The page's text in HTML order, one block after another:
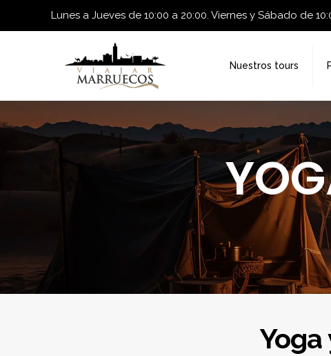
Lunes a Jueves de 10:00 a 20:00. Viernes y Sábado de
Nuestros tours